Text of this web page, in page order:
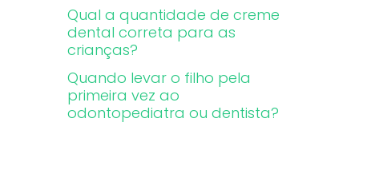
Qual a quantidade de creme
dental correta para as
crianças?
Quando levar o filho pela
primeira vez ao
odontopediatra ou dentista?